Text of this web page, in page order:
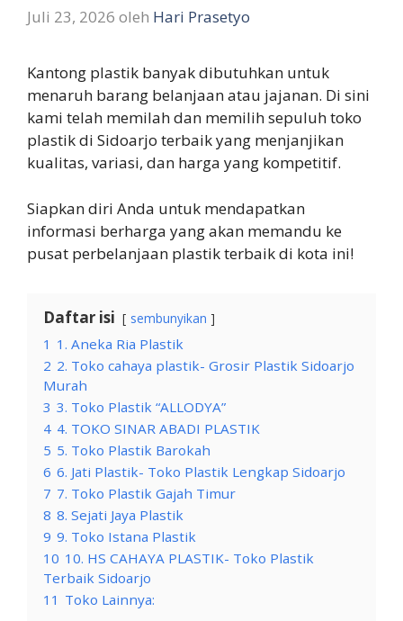
Juli 23, 2026 oleh Hari Prasetyo
Kantong plastik banyak dibutuhkan untuk
menaruh barang belanjaan atau jajanan. Di sini
kami telah memilah dan memilih sepuluh toko
plastik di Sidoarjo terbaik yang menjanjikan
kualitas, variasi, dan harga yang kompetitif.
Siapkan diri Anda untuk mendapatkan
informasi berharga yang akan memandu ke
pusat perbelanjaan plastik terbaik di kota ini!
Daftar isi sembunyikan
1 1. Aneka Ria Plastik
2 2. Toko cahaya plastik- Grosir Plastik Sidoarjo
Murah
3 3. Toko Plastik “ALLODYA”
4 4. TOKO SINAR ABADI PLASTIK
5 5. Toko Plastik Barokah
6 6. Jati Plastik- Toko Plastik Lengkap Sidoarjo
7 7. Toko Plastik Gajah Timur
8 8. Sejati Jaya Plastik
9 9. Toko Istana Plastik
10 10. HS CAHAYA PLASTIK- Toko Plastik
Terbaik Sidoarjo
11 Toko Lainnya: